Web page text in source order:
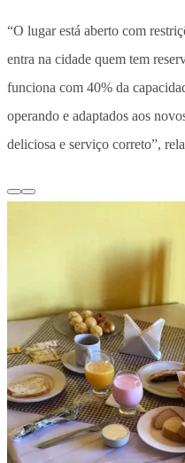
“O lugar está aberto com
entra na cidade quem tem
funciona com 40% da
operando e adaptados aos
deliciosa e serviço correto”,